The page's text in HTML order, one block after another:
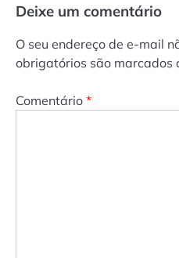
Deixe um comentário
O seu endereço de e-mail
obrigatórios são marcados
Comentário *